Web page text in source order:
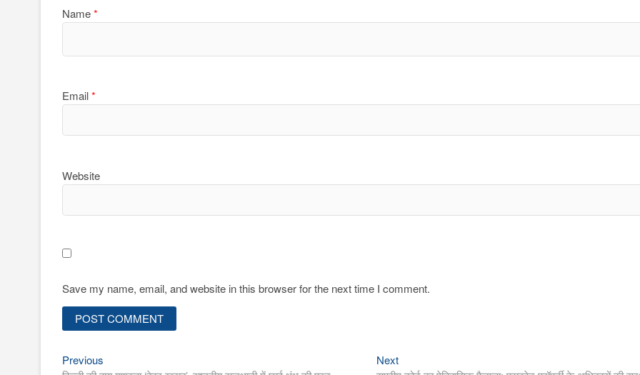
Name*
Email*
Website
Save my name, email, and website in this browser for the next time I comment.
Post
Previous NextNext